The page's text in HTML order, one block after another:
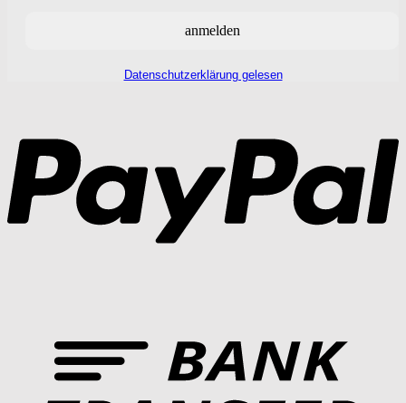
Datenschutzerklärung gelesen